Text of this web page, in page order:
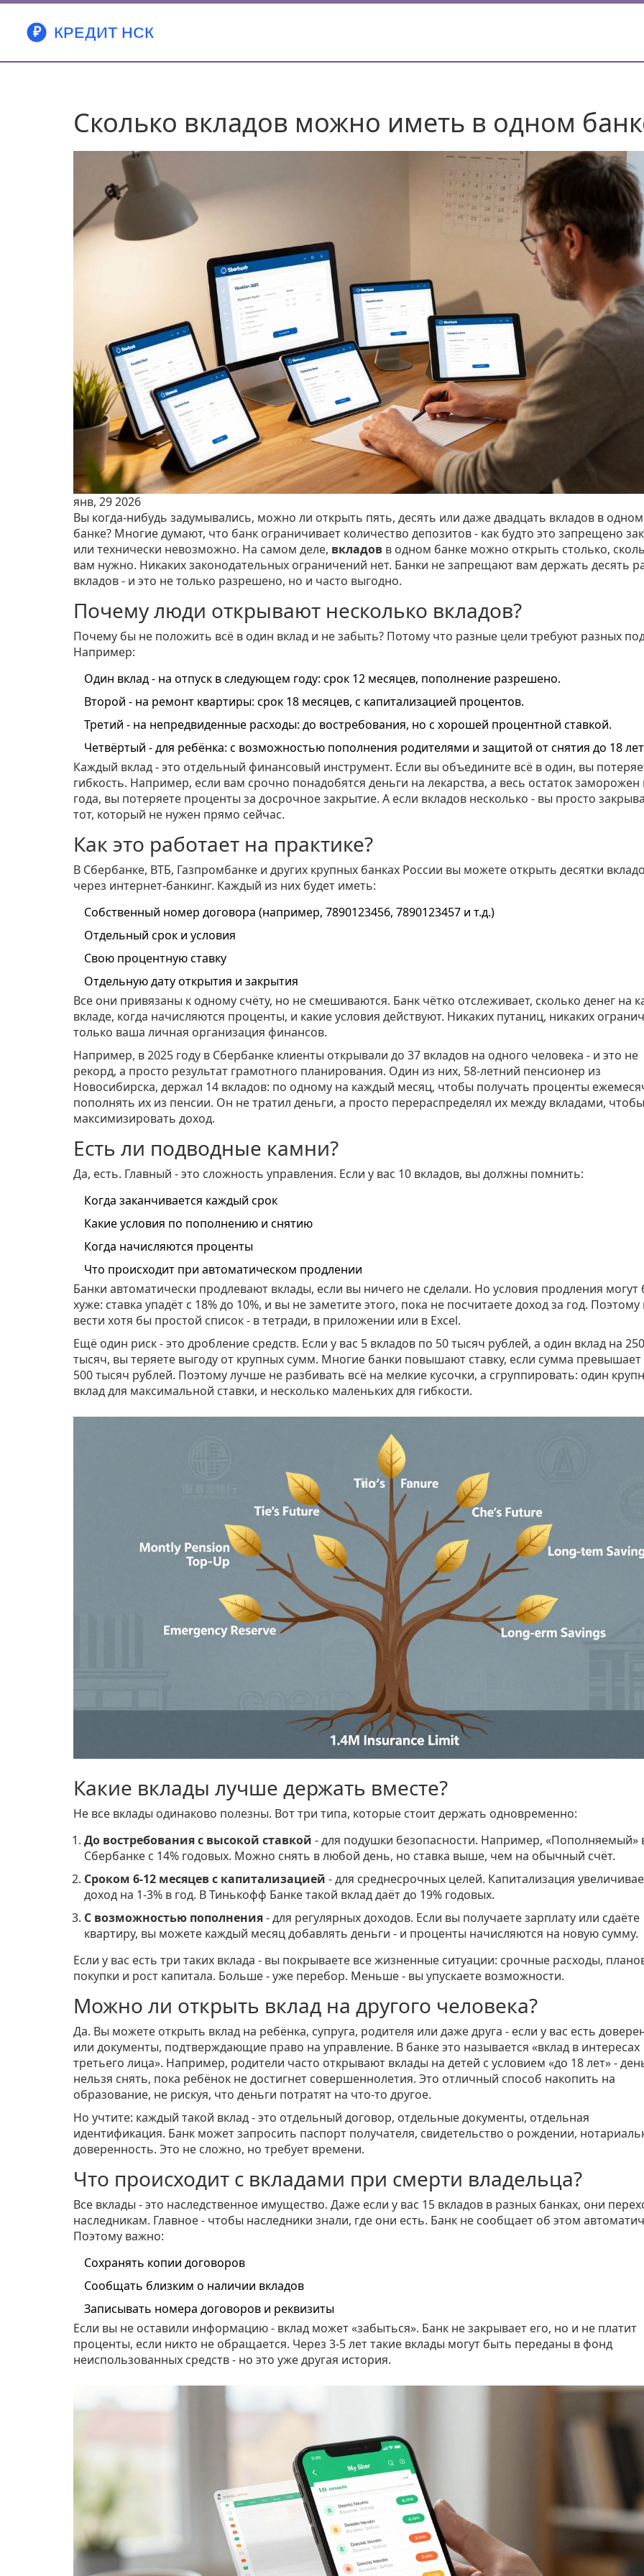
Сколько вкладов можно иметь в одном
янв, 29 2026
Вы когда-нибудь задумывались, можно ли открыть пять, десять или даже двадцать вкладов в одном
банке? Многие думают, что банк ограничивает количество депозитов - как будто это запрещено
или технически невозможно. На самом деле, вкладов в одном банке можно открыть столько,
вам нужно. Никаких законодательных ограничений нет. Банки не запрещают вам держать десять
вкладов - и это не только разрешено, но и часто выгодно.
Почему люди открывают несколько вкладов?
Почему бы не положить всё в один вклад и не забыть? Потому что разные цели требуют разных
Например:
Один вклад - на отпуск в следующем году: срок 12 месяцев, пополнение разрешено.
Второй - на ремонт квартиры: срок 18 месяцев, с капитализацией процентов.
Третий - на непредвиденные расходы: до востребования, но с хорошей процентной ставкой.
Четвёртый - для ребёнка: с возможностью пополнения родителями и защитой от снятия до 18
Каждый вклад - это отдельный финансовый инструмент. Если вы объедините всё в один, вы
гибкость. Например, если вам срочно понадобятся деньги на лекарства, а весь остаток заморожен
года, вы потеряете проценты за досрочное закрытие. А если вкладов несколько - вы просто
тот, который не нужен прямо сейчас.
Как это работает на практике?
В Сбербанке, ВТБ, Газпромбанке и других крупных банках России вы можете открыть десятки
через интернет-банкинг. Каждый из них будет иметь:
Собственный номер договора (например, 7890123456, 7890123457 и т.д.)
Отдельный срок и условия
Свою процентную ставку
Отдельную дату открытия и закрытия
Все они привязаны к одному счёту, но не смешиваются. Банк чётко отслеживает, сколько денег на
вкладе, когда начисляются проценты, и какие условия действуют. Никаких путаниц, никаких
только ваша личная организация финансов.
Например, в 2025 году в Сбербанке клиенты открывали до 37 вкладов на одного человека - и это не
рекорд, а просто результат грамотного планирования. Один из них, 58-летний пенсионер из
Новосибирска, держал 14 вкладов: по одному на каждый месяц, чтобы получать проценты
пополнять их из пенсии. Он не тратил деньги, а просто перераспределял их между вкладами, чтобы
максимизировать доход.
Есть ли подводные камни?
Да, есть. Главный - это сложность управления. Если у вас 10 вкладов, вы должны помнить:
Когда заканчивается каждый срок
Какие условия по пополнению и снятию
Когда начисляются проценты
Что происходит при автоматическом продлении
Банки автоматически продлевают вклады, если вы ничего не сделали. Но условия продления могут
хуже: ставка упадёт с 18% до 10%, и вы не заметите этого, пока не посчитаете доход за год.
вести хотя бы простой список - в тетради, в приложении или в Excel.
Ещё один риск - это дробление средств. Если у вас 5 вкладов по 50 тысяч рублей, а один вклад на 250
тысяч, вы теряете выгоду от крупных сумм. Многие банки повышают ставку, если сумма превышает
500 тысяч рублей. Поэтому лучше не разбивать всё на мелкие кусочки, а сгруппировать: один
вклад для максимальной ставки, и несколько маленьких для гибкости.
Какие вклады лучше держать вместе?
Не все вклады одинаково полезны. Вот три типа, которые стоит держать одновременно:
До востребования с высокой ставкой - для подушки безопасности. Например, «Пополняемый»
Сбербанке с 14% годовых. Можно снять в любой день, но ставка выше, чем на обычный счёт.
Сроком 6-12 месяцев с капитализацией - для среднесрочных целей. Капитализация
доход на 1-3% в год. В Тинькофф Банке такой вклад даёт до 19% годовых.
С возможностью пополнения- для регулярных доходов. Если вы получаете зарплату или сдаёте
квартиру, вы можете каждый месяц добавлять деньги - и проценты начисляются на новую сумму.
Если у вас есть три таких вклада - вы покрываете все жизненные ситуации: срочные расходы,
покупки и рост капитала. Больше - уже перебор. Меньше - вы упускаете возможности.
Можно ли открыть вклад на другого человека?
Да. Вы можете открыть вклад на ребёнка, супруга, родителя или даже друга - если у вас есть
или документы, подтверждающие право на управление. В банке это называется «вклад в интересах
третьего лица». Например, родители часто открывают вклады на детей с условием «до 18 лет» -
нельзя снять, пока ребёнок не достигнет совершеннолетия. Это отличный способ накопить на
образование, не рискуя, что деньги потратят на что-то другое.
Но учтите: каждый такой вклад - это отдельный договор, отдельные документы, отдельная
идентификация. Банк может запросить паспорт получателя, свидетельство о рождении,
доверенность. Это не сложно, но требует времени.
Что происходит с вкладами при смерти владельца?
Все вклады - это наследственное имущество. Даже если у вас 15 вкладов в разных банках, они
наследникам. Главное - чтобы наследники знали, где они есть. Банк не сообщает об этом
Поэтому важно:
Сохранять копии договоров
Сообщать близким о наличии вкладов
Записывать номера договоров и реквизиты
Если вы не оставили информацию - вклад может «забыться». Банк не закрывает его, но и не платит
проценты, если никто не обращается. Через 3-5 лет такие вклады могут быть переданы в фонд
неиспользованных средств - но это уже другая история.